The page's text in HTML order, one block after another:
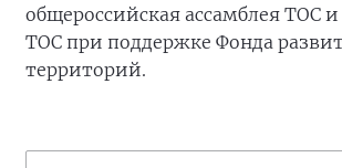
общероссийская ассамблея ТОС
ТОС при поддержке Фонда
территорий.